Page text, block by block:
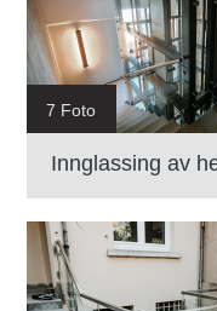
7 Foto
Innglassing av